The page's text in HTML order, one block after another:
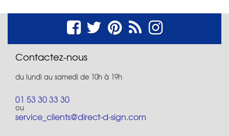
Contactez-nous
du lundi au samedi de 10h à 19h
01 53 30 33 30
ou
service_clients@direct-d-sign.com